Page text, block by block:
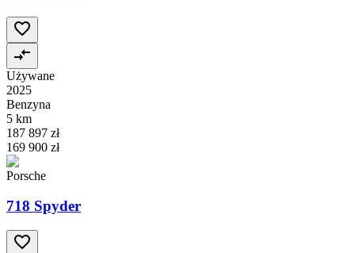
Używane
2025
Benzyna
5 km
187 897 zł
169 900 zł
Porsche
718 Spyder